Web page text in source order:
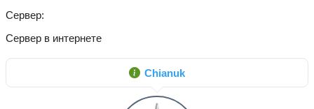
Сервер
Сервер в интернете
Chianuk